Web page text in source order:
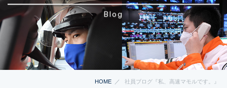
Blog
HOME 社員ブログ『私、高速マモルです。』